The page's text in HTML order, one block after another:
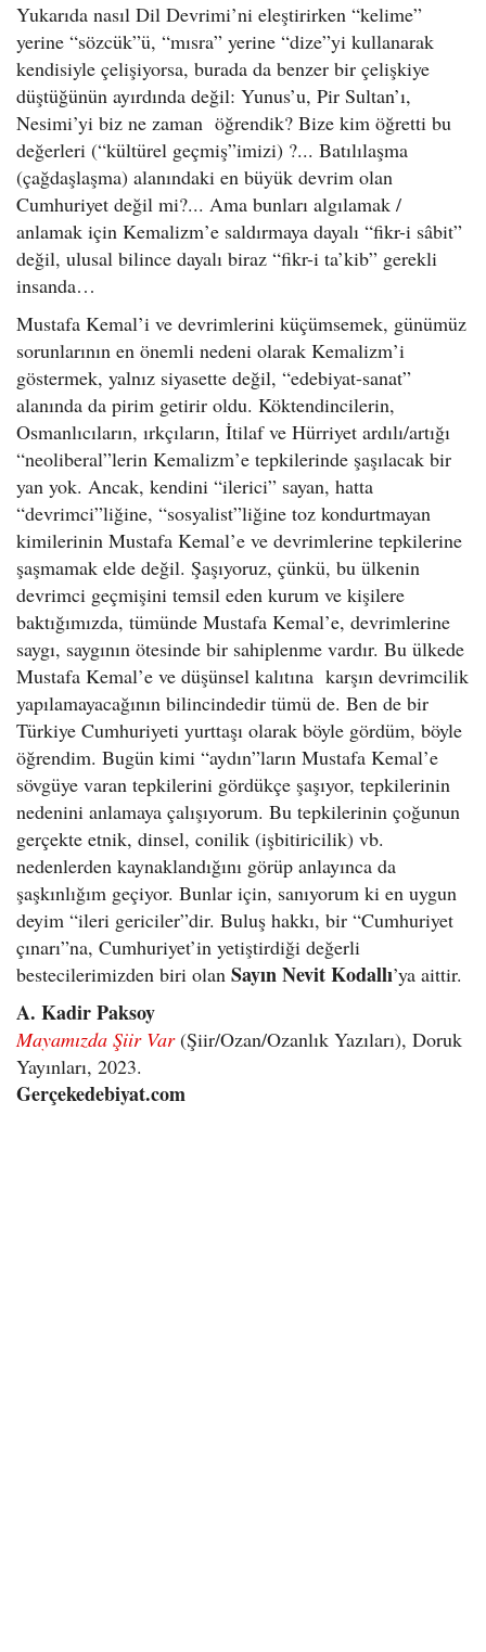
Yukarıda nasıl Dil Devrimi’ni eleştirirken “kelime”
yerine “sözcük”ü, “mısra” yerine “dize”yi kullanarak
kendisiyle çelişiyorsa, burada da benzer bir çelişkiye
düştüğünün ayırdında değil: Yunus’u, Pir Sultan’ı,
Nesimi’yi biz ne zaman öğrendik? Bize kim öğretti bu
değerleri (“kültürel geçmiş”imizi) ?... Batılılaşma
(çağdaşlaşma) alanındaki en büyük devrim olan
Cumhuriyet değil mi?... Ama bunları algılamak /
anlamak için Kemalizm’e saldırmaya dayalı “fikr-i sâbit”
değil, ulusal bilince dayalı biraz “fikr-i ta’kib” gerekli
insanda…
Mustafa Kemal’i ve devrimlerini küçümsemek, günümüz
sorunlarının en önemli nedeni olarak Kemalizm’i
göstermek, yalnız siyasette değil, “edebiyat-sanat”
alanında da pirim getirir oldu. Köktendincilerin,
Osmanlıcıların, ırkçıların, İtilaf ve Hürriyet ardılı/artığı
“neoliberal”lerin Kemalizm’e tepkilerinde şaşılacak bir
yan yok. Ancak, kendini “ilerici” sayan, hatta
“devrimci”liğine, “sosyalist”liğine toz kondurtmayan
kimilerinin Mustafa Kemal’e ve devrimlerine tepkilerine
şaşmamak elde değil. Şaşıyoruz, çünkü, bu ülkenin
devrimci geçmişini temsil eden kurum ve kişilere
baktığımızda, tümünde Mustafa Kemal’e, devrimlerine
saygı, saygının ötesinde bir sahiplenme vardır. Bu ülkede
Mustafa Kemal’e ve düşünsel kalıtına karşın devrimcilik
yapılamayacağının bilincindedir tümü de. Ben de bir
Türkiye Cumhuriyeti yurttaşı olarak böyle gördüm, böyle
öğrendim. Bugün kimi “aydın”ların Mustafa Kemal’e
sövgüye varan tepkilerini gördükçe şaşıyor, tepkilerinin
nedenini anlamaya çalışıyorum. Bu tepkilerinin çoğunun
gerçekte etnik, dinsel, conilik (işbitiricilik) vb.
nedenlerden kaynaklandığını görüp anlayınca da
şaşkınlığım geçiyor. Bunlar için, sanıyorum ki en uygun
deyim “ileri gericiler”dir. Buluş hakkı, bir “Cumhuriyet
çınarı”na, Cumhuriyet’in yetiştirdiği değerli
bestecilerimizden biri olan Sayın Nevit Kodallı’ya aittir.
A. Kadir Paksoy
Mayamızda Şiir Var (Şiir/Ozan/Ozanlık Yazıları), Doruk
Yayınları, 2023.
Gerçekedebiyat.com